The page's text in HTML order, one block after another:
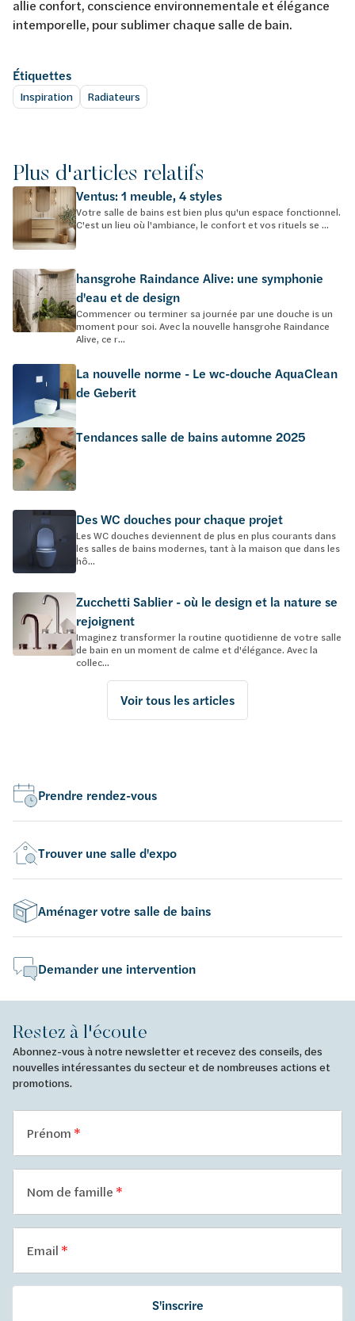
allie confort, conscience environnementale et élégance
intemporelle, pour sublimer chaque salle de bain.
Étiquettes
Inspiration Radiateurs
Plus d'articles relatifs
Ventus: 1 meuble, 4 styles
Votre salle de bains est bien plus qu'un espace fonctionnel.
C'est un lieu où l'ambiance, le confort et vos rituels se ...
hansgrohe Raindance Alive: une symphonie
d'eau et de design
Commencer ou terminer sa journée par une douche is un
moment pour soi. Avec la nouvelle hansgrohe Raindance
Alive, ce r...
La nouvelle norme - Le wc-douche AquaClean
de Geberit
Tendances salle de bains automne 2025
Des WC douches pour chaque projet
Les WC douches deviennent de plus en plus courants dans
les salles de bains modernes, tant à la maison que dans les
hô...
Zucchetti Sablier - où le design et la nature se
rejoignent
Imaginez transformer la routine quotidienne de votre salle
de bain en un moment de calme et d'élégance. Avec la
collec...
Voir tous les articles
Prendre rendez-vous
Trouver une salle d'expo
Aménager votre salle de bains
Demander une intervention
Restez à l'écoute
Abonnez-vous à notre newsletter et recevez des conseils, des
nouvelles intéressantes du secteur et de nombreuses actions et
promotions.
Prénom
Nom de famille
Email
S'inscrire